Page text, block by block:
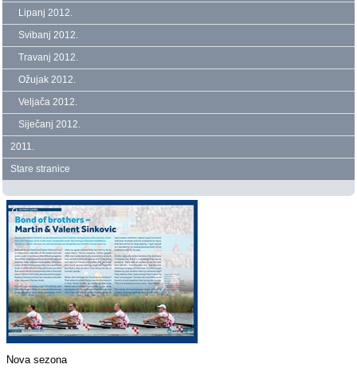
Lipanj 2012.
Svibanj 2012.
Travanj 2012.
Ožujak 2012.
Veljača 2012.
Siječanj 2012.
2011.
Stare stranice
Nova sezona